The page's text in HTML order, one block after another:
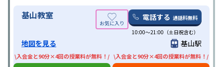
基山教室 電話する 通話料無料
10:00〜21:00（土日祝含む）
地図を見る 基山駅
\入会金と90分×4回の授業料が無料！/ \入会金と90分×4回の授業料が無料！/